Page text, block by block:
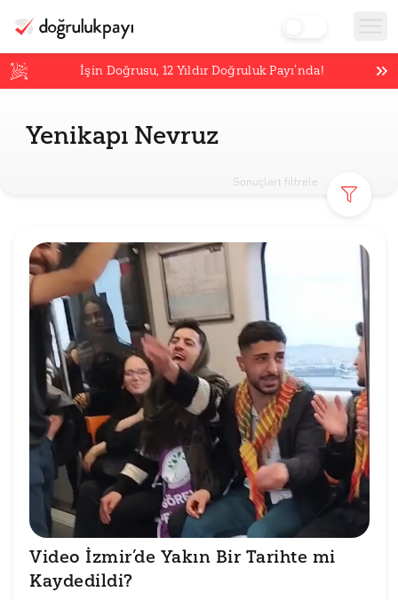
İşin Doğrusu,12 Yıldır Doğruluk Payı’nda!
Yenikapı Nevruz
Sonuçları filtrele
Video İzmir’de Yakın Bir Tarihte mi
Kaydedildi?